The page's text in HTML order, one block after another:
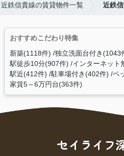
近鉄信貴線の賃貸物件一覧 近鉄
おすすめこだわり特集
新築(1118件) 独立洗面台付き(1043
駅徒歩10分(907件) インターネット
駅近(412件) 駐車場付き(402件) ペ
家賃5～6万円台(363件)
セイライフ